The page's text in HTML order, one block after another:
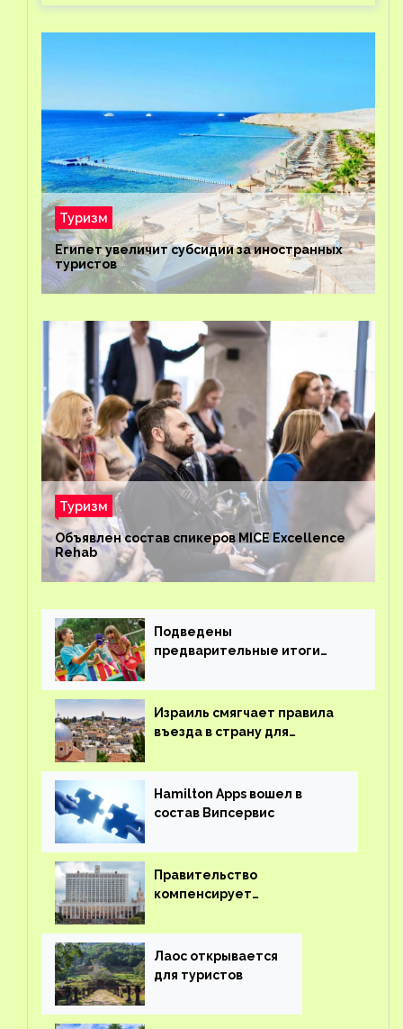
Туризм
Египет увеличит субсидии за иностранных
туристов
Туризм
Объявлен состав спикеров MICE Excellence
Rehab
Подведены
предварительные итоги
Израиль смягчает правила
въезда в страну для
Hamilton Apps вошел в
состав Випсервис
Правительство
компенсирует
вывоз россиян из-за рубежа
Лаос открывается
для туристов